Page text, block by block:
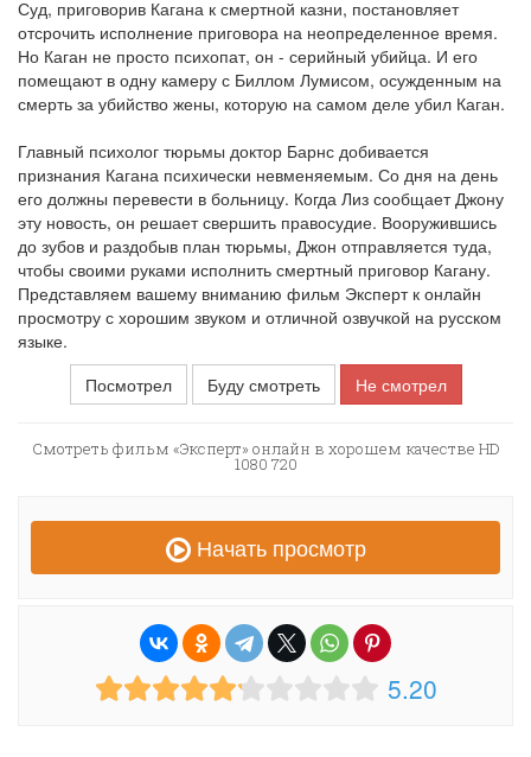
Суд, приговорив Кагана к смертной казни, постановляет
отсрочить исполнение приговора на неопределенное время.
Но Каган не просто психопат, он - серийный убийца. И его
помещают в одну камеру с Биллом Лумисом, осужденным на
смерть за убийство жены, которую на самом деле убил Каган.
Главный психолог тюрьмы доктор Барнс добивается
признания Кагана психически невменяемым. Со дня на день
его должны перевести в больницу. Когда Лиз сообщает Джону
эту новость, он решает свершить правосудие. Вооружившись
до зубов и раздобыв план тюрьмы, Джон отправляется туда,
чтобы своими руками исполнить смертный приговор Кагану.
Представляем вашему вниманию фильм Эксперт к онлайн
просмотру с хорошим звуком и отличной озвучкой на русском
языке.
Посмотрел
Буду смотреть Не смотрел
Смотреть фильм «Эксперт» онлайн в хорошем качестве HD
1080 720
Начать просмотр
5.20